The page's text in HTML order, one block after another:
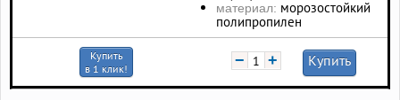
материал: морозостойкий
полипропилен
Купить
в 1 клик!
− + Купить